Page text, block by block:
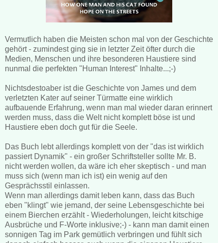
Vermutlich haben die Meisten schon mal von der Geschichte
gehört - zumindest ging sie in letzter Zeit öfter durch die
Medien, Menschen und ihre besonderen Haustiere sind
nunmal die perfekten "Human Interest" Inhalte...;-)
Nichtsdestoaber ist die Geschichte von James und dem
verletzten Kater auf seiner Türmatte eine wirklich
aufbauende Erfahrung, wenn man mal wieder daran erinnert
werden muss, dass die Welt nicht komplett böse ist und
Haustiere eben doch gut für die Seele.
Das Buch lebt allerdings komplett von der "das ist wirklich
passiert Dynamik" - ein großer Schriftsteller sollte Mr. B.
nicht werden wollen, da wäre ich eher skeptisch - und man
muss sich (wenn man ich ist) ein wenig auf den
Gesprächsstil einlassen.
Wenn man allerdings damit leben kann, dass das Buch
eben "klingt" wie jemand, der seine Lebensgeschichte bei
einem Bierchen erzählt - Wiederholungen, leicht kitschige
Ausbrüche und F-Worte inklusive;-) - kann man damit einen
sonnigen Tag im Park gemütlich verbringen und fühlt sich